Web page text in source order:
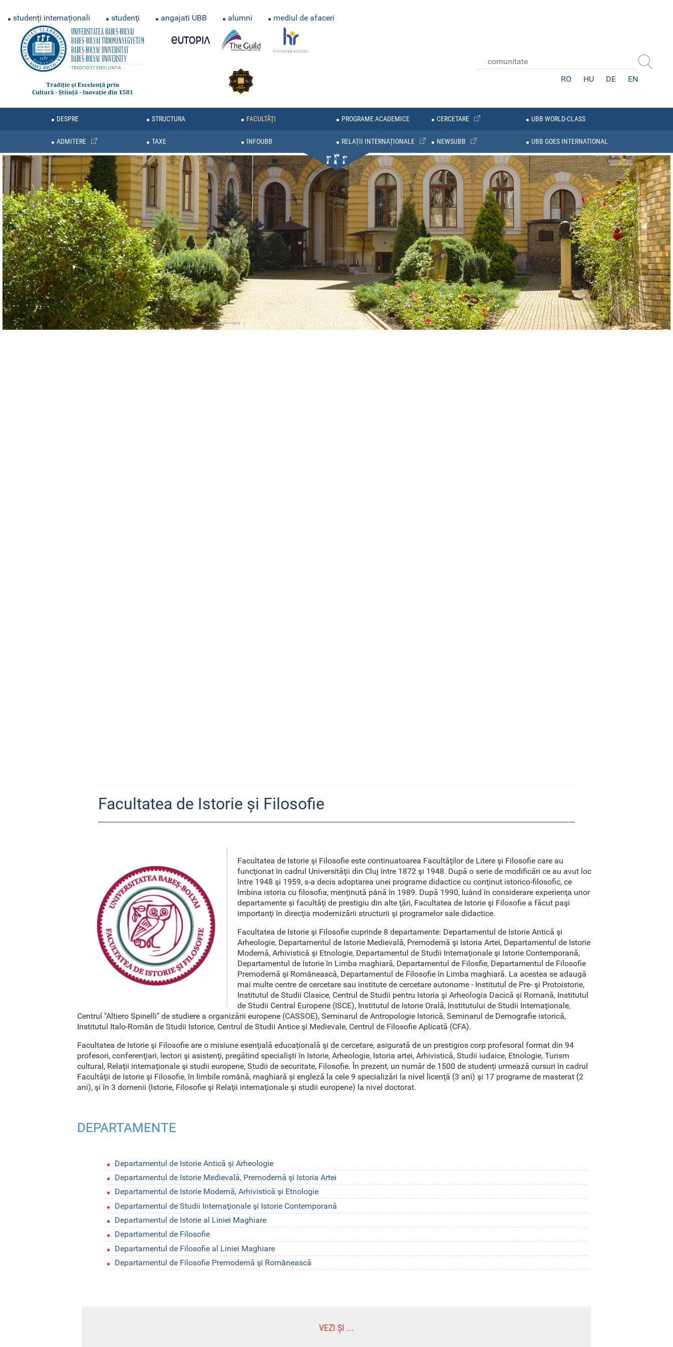
studenți internaționali studenţi angajati UBB alumni mediul de afaceri
RO HU DE EN
DESPRE STRUCTURA FACULTĂȚI PROGRAME ACADEMICE CERCETARE UBB WORLD-CLASS
ADMITERE TAXE INFOUBB RELAȚII INTERNAȚIONALE NEWSUBB UBB GOES INTERNATIONAL
Facultatea de Istorie și Filosofie
Facultatea de Istorie şi Filosofie este continuatoarea Facultăţilor de Litere şi Filosofie care au
funcţionat în cadrul Universităţii din Cluj între 1872 şi 1948. După o serie de modificări ce au avut loc
între 1948 şi 1959, s-a decis adoptarea unei programe didactice cu conţinut istorico-filosofic, ce
îmbina istoria cu filosofia, menţinută până în 1989. După 1990, luând în considerare experienţa unor
departamente şi facultăţi de prestigiu din alte ţări, Facultatea de Istorie şi Filosofie a făcut paşi
importanţi în direcţia modernizării structurii şi programelor sale didactice.
Facultatea de Istorie şi Filosofie cuprinde 8 departamente: Departamentul de Istorie Antică şi
Arheologie, Departamentul de Istorie Medievală, Premodernă şi Istoria Artei, Departamentul de Istorie
Modernă, Arhivistică şi Etnologie, Departamentul de Studii Internaţionale şi Istorie Contemporană,
Departamentul de Istorie în Limba maghiară, Departamentul de Filosfie, Departamentul de Filosofie
Premodernă şi Românească, Departamentul de Filosofie în Limba maghiară. La acestea se adaugă
mai multe centre de cercetare sau institute de cercetare autonome - Institutul de Pre- şi Protoistorie,
Institutul de Studii Clasice, Centrul de Studii pentru Istoria şi Arheologia Dacică şi Romană, Institutul
de Studii Central Europene (ISCE), Institutul de Istorie Orală, Institutului de Studii Internaţionale,
Centrul "Altiero Spinelli" de studiere a organizării europene (CASSOE), Seminarul de Antropologie Istorică, Seminarul de Demografie istorică,
Institutul Italo-Român de Studii Istorice, Centrul de Studii Antice şi Medievale, Centrul de Filosofie Aplicată (CFA).
Facultatea de Istorie şi Filosofie are o misiune esenţială educaţională şi de cercetare, asigurată de un prestigios corp profesoral format din 94
profesori, conferenţiari, lectori şi asistenţi, pregătind specialişti în Istorie, Arheologie, Istoria artei, Arhivistică, Studii iudaice, Etnologie, Turism
cultural, Relaţii internaţionale şi studii europene, Studii de securitate, Filosofie. În prezent, un număr de 1500 de studenţi urmează cursuri în cadrul
Facultăţii de Istorie şi Filosofie, în limbile română, maghiară și engleză la cele 9 specializări la nivel licenţă (3 ani) şi 17 programe de masterat (2
ani), şi în 3 domenii (Istorie, Filosofie şi Relaţii internaţionale şi studii europene) la nivel doctorat.
DEPARTAMENTE
Departamentul de Istorie Antică şi Arheologie
Departamentul de Istorie Medievală, Premodernă şi Istoria Artei
Departamentul de Istorie Modernă, Arhivistică şi Etnologie
Departamentul de Studii Internaţionale şi Istorie Contemporană
Departamentul de Istorie al Liniei Maghiare
Departamentul de Filosofie
Departamentul de Filosofie al Liniei Maghiare
Departamentul de Filosofie Premodernă şi Românească
VEZI ȘI ...